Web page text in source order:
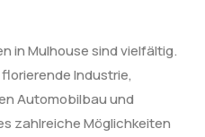
in Mulhouse sind vielfältig.
Industrie,
Automobilbau und
zahlreiche Möglichkeiten